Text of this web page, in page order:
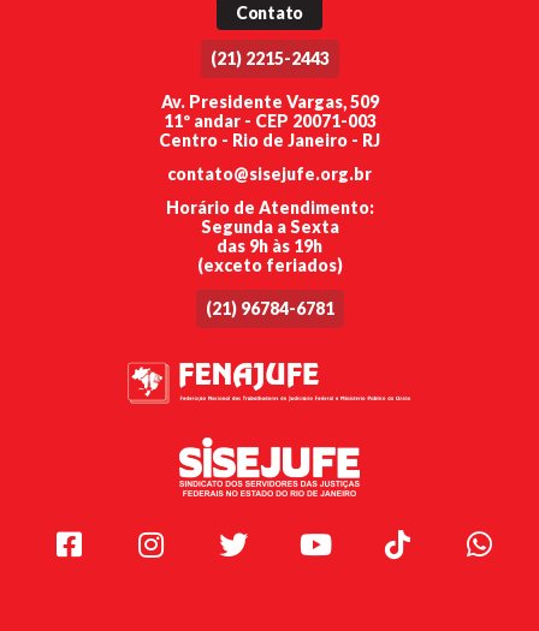
Contato
(21) 2215-2443
Av. Presidente Vargas, 509
11º andar - CEP 20071-003
Centro - Rio de Janeiro - RJ
contato@sisejufe.org.br
Horário de Atendimento:
Segunda a Sexta
das 9h às 19h
(exceto feriados)
(21) 96784-6781
Facebook Instagram Twitter Youtube TikTok